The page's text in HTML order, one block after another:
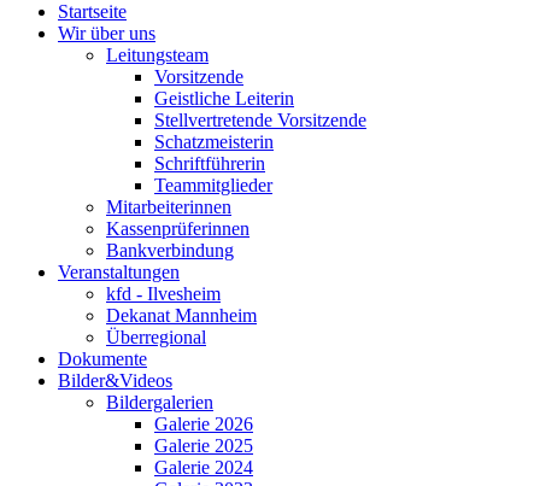
Startseite
Wir über uns
Leitungsteam
Vorsitzende
Geistliche Leiterin
Stellvertretende Vorsitzende
Schatzmeisterin
Schriftführerin
Teammitglieder
Mitarbeiterinnen
Kassenprüferinnen
Bankverbindung
Veranstaltungen
kfd - Ilvesheim
Dekanat Mannheim
Überregional
Dokumente
Bilder&Videos
Bildergalerien
Galerie 2026
Galerie 2025
Galerie 2024